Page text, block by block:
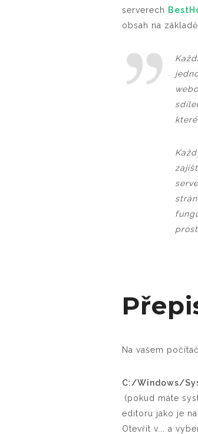
serverech
obsah na
Na vašem
C:/Windows/
(pokud máte
editoru jako je
Otevřít v... a